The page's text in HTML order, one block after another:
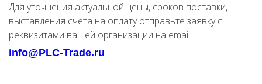
Для уточнения актуальной цены, сроков поставки,
выставления счета на оплату отправьте заявку с
реквизитами вашей организации на email
info@PLC-Trade.ru